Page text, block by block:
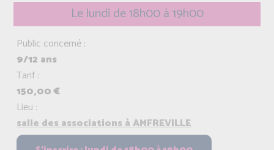
Le lundi de 18h00 à 19h00
Public concerné :
9/12 ans
Tarif :
150,00 €
Lieu :
salle des associations à AMFREVILLE